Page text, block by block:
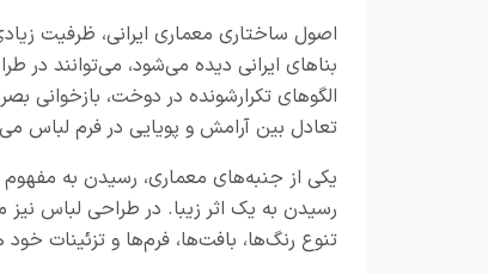
اصول ساختاری معماری ایرانی، ظرفیت
بناهای ایرانی دیده می‌شود، می‌توانند در
الگوهای تکرارشونده در دوخت،
تعادل بین آرامش و پویایی در فرم لباس
یکی از جنبه‌های معماری، رسیدن به
رسیدن به یک اثر زیبا. در طراحی لباس
تنوع رنگ‌ها، بافت‌ها، فرم‌ها و تزئینات